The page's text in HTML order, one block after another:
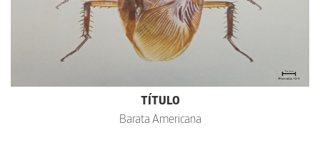
TÍTULO
Barata Americana